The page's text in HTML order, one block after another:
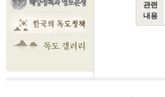
관련
내용